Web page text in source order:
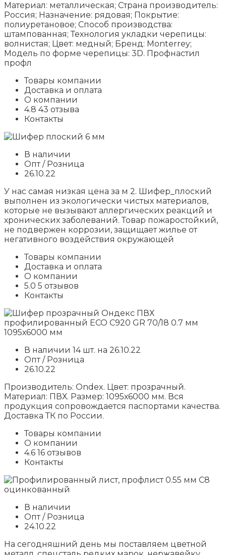
Материал: металлическая; Страна производитель:
Россия; Назначение: рядовая; Покрытие:
полиуретановое; Способ производства:
штампованная; Технология укладки черепицы:
волнистая; Цвет: медный; Бренд: Monterrey;
Модель по форме черепицы: 3D. Профнастил
профл
Товары компании
Доставка и оплата
О компании
4.8 43 отзыва
Контакты
В наличии
Опт / Розница
26.10.22
У нас самая низкая цена за м 2. Шифер_плоский
выполнен из экологически чистых материалов,
которые не вызывают аллергических реакций и
хронических заболеваний. Товар пожаростойкий,
не подвержен коррозии, защищает жилье от
негативного воздействия окружающей
Товары компании
Доставка и оплата
О компании
5.0 5 отзывов
Контакты
В наличии 14 шт. на 26.10.22
Опт / Розница
26.10.22
Производитель: Ondex. Цвет: прозрачный.
Материал: ПВХ. Размер: 1095х6000 мм. Вся
продукция сопровождается паспортами качества.
Доставка ТК по России.
Товары компании
О компании
4.6 16 отзывов
Контакты
В наличии
Опт / Розница
24.10.22
На сегодняшний день мы поставляем цветной